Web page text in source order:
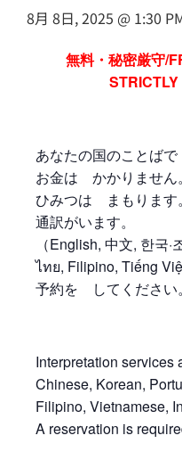
8月 8日, 2025 @ 1:30
無料・秘密厳守/
あなたの国のことば
お金は かかりません
ひみつは まもります。
通訳がいます。
（English, 中文, 한국
ไทย, Filipino, Tiếng
予約を してください。
Interpretation
Chinese, Korean,
Filipino, Vietnamese,
A reservation is